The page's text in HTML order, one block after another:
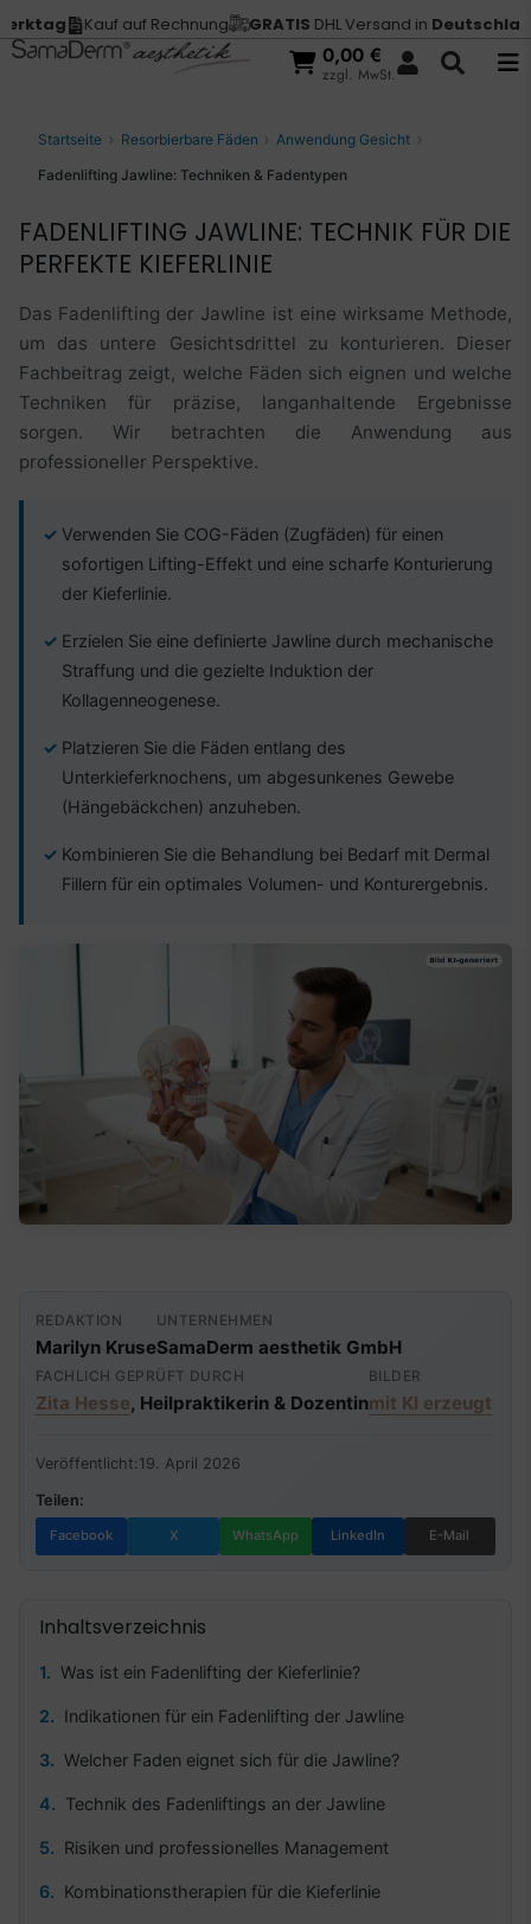
Kauf auf Rechnung GRATISDHL Versand inDeutschland
0,00 €
zzgl. MwSt.
Startseite Resorbierbare Fäden Anwendung Gesicht
Fadenlifting Jawline: Techniken & Fadentypen
FADENLIFTING JAWLINE: TECHNIK FÜR DIE
PERFEKTE KIEFERLINIE
Das Fadenlifting der Jawline ist eine wirksame Methode,
um das untere Gesichtsdrittel zu konturieren. Dieser
Fachbeitrag zeigt, welche Fäden sich eignen und welche
Techniken für präzise, langanhaltende Ergebnisse
sorgen. Wir betrachten die Anwendung aus
professioneller Perspektive.
Verwenden Sie COG-Fäden (Zugfäden) für einen
sofortigen Lifting-Effekt und eine scharfe Konturierung
der Kieferlinie.
Erzielen Sie eine definierte Jawline durch mechanische
Straffung und die gezielte Induktion der
Kollagenneogenese.
Platzieren Sie die Fäden entlang des
Unterkieferknochens, um abgesunkenes Gewebe
(Hängebäckchen) anzuheben.
Kombinieren Sie die Behandlung bei Bedarf mit Dermal
Fillern für ein optimales Volumen- und Konturergebnis.
REDAKTION
Marilyn Kruse
UNTERNEHMEN
SamaDerm aesthetik GmbH
FACHLICH GEPRÜFT DURCH
Zita Hesse, Heilpraktikerin & Dozentin
BILDER
mit KI erzeugt
Veröffentlicht: 19. April 2026
Teilen:
Facebook X WhatsApp LinkedIn E-Mail
Inhaltsverzeichnis
Was ist ein Fadenlifting der Kieferlinie?
Indikationen für ein Fadenlifting der Jawline
Welcher Faden eignet sich für die Jawline?
Technik des Fadenliftings an der Jawline
Risiken und professionelles Management
Kombinationstherapien für die Kieferlinie